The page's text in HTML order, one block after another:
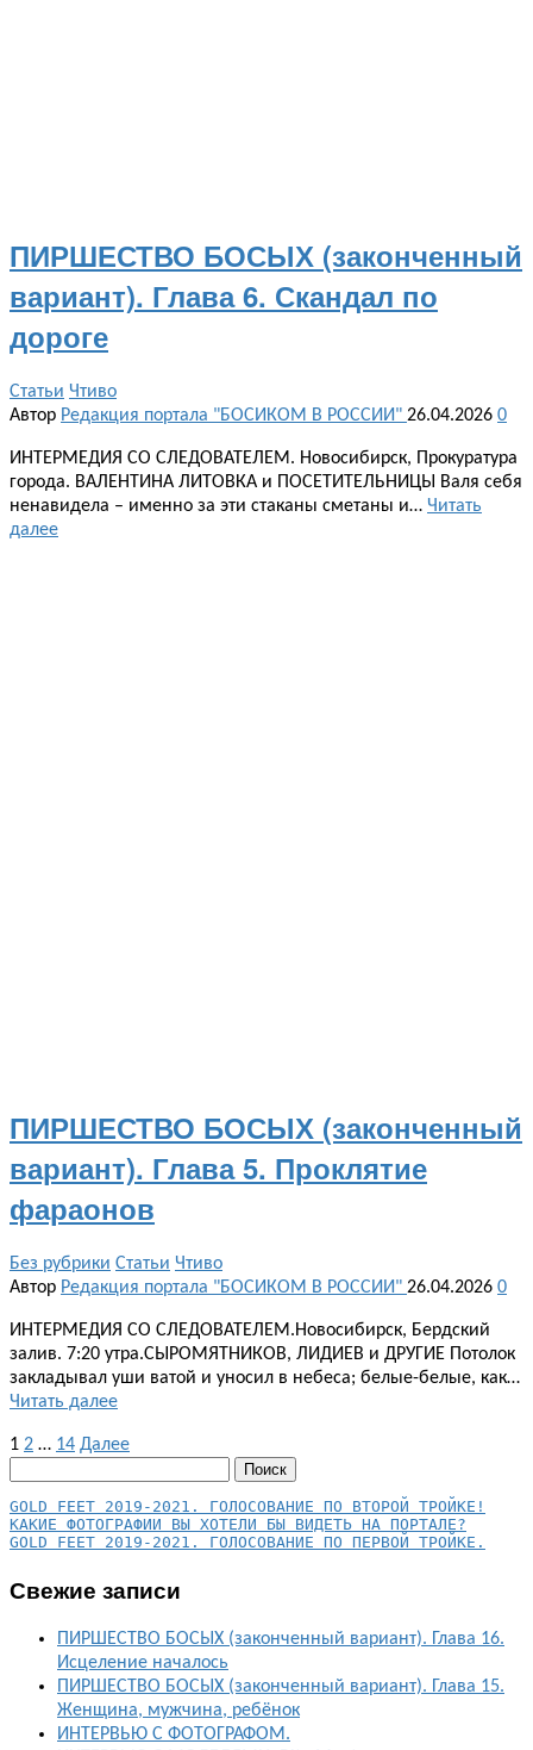
ПИРШЕСТВО БОСЫХ (законченный
вариант). Глава 6. Скандал по
дороге
Статьи Чтиво
Автор Редакция портала "БОСИКОМ В РОССИИ" 26.04.2026 0
ИНТЕРМЕДИЯ СО СЛЕДОВАТЕЛЕМ. Новосибирск, Прокуратура
города. ВАЛЕНТИНА ЛИТОВКА и ПОСЕТИТЕЛЬНИЦЫ Валя себя
ненавидела – именно за эти стаканы сметаны и… Читать
далее
ПИРШЕСТВО БОСЫХ (законченный
вариант). Глава 5. Проклятие
фараонов
Без рубрики Статьи Чтиво
Автор Редакция портала "БОСИКОМ В РОССИИ" 26.04.2026 0
ИНТЕРМЕДИЯ СО СЛЕДОВАТЕЛЕМ.Новосибирск, Бердский
залив. 7:20 утра.СЫРОМЯТНИКОВ, ЛИДИЕВ и ДРУГИЕ Потолок
закладывал уши ватой и уносил в небеса; белые-белые, как…
Читать далее
Пагинация
записей
1 2 … 14 Далее
КАКИЕ ФОТОГРАФИИ ВЫ ХОТЕЛИ БЫ ВИДЕТЬ НА ПОРТАЛЕ?
GOLD FEET 2019-2021. ГОЛОСОВАНИЕ ПО ПЕРВОЙ ТРОЙКЕ.
Свежие записи
ПИРШЕСТВО БОСЫХ (законченный вариант). Глава 16.
Исцеление началось
ПИРШЕСТВО БОСЫХ (законченный вариант). Глава 15.
Женщина, мужчина, ребёнок
ИНТЕРВЬЮ С ФОТОГРАФОМ.